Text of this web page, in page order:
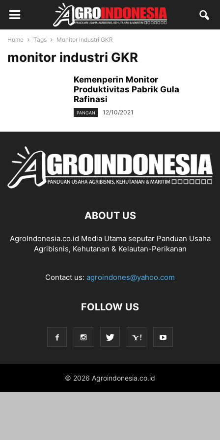
Home Tags Monitor industri GKR
monitor industri GKR
Kemenperin Monitor
Produktivitas Pabrik Gula
Rafinasi
PANGAN 12/10/2021
ABOUT US
AgroIndonesia.co.id Media Utama seputar Panduan Usaha
Agribisnis, Kehutanan & Kelautan-Perikanan
Contact us: agroindones@yahoo.com
FOLLOW US
© 2026 Agroindonesia.co.id